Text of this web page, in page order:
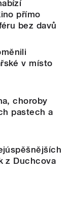
přímo
bez davů
v místo
choroby
pastech a
z Duchcova